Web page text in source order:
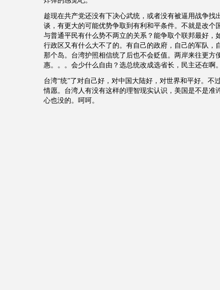
趁现在共产党还没有下决心武统，或者没有被逼用战争找
谈，有更大的可能优势争取到有利和平条件。不就是改个
与普通平民有什么势不两立的关系？能争取个联邦最好，
行政区又有什么大不了的。有自己的政府，自己的军队，
那个岛。台湾护照相信统了后也不会贬值。两岸来往更方
惠。。。会少什么自由？选总统改成选省长，民主还在啊
台湾“统”了对自己好，对中国大陆好，对世界和平好。不
情愿。台湾人有没有这样的理智现实认识，美国是不是准
心也没的。呵呵。